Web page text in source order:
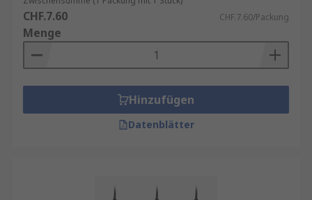
Überhitzung
Sicherheitszertifiziert:
konform
Anwendungsbereiche
Ob Sie Ihren Raspberry Pi alsRetro-Gaming-
Projekten mit mehreren Peripheriegeräten wie
CHF.7.60 CHF.7.60/Packung
Menge
Hinzufügen
Datenblätter